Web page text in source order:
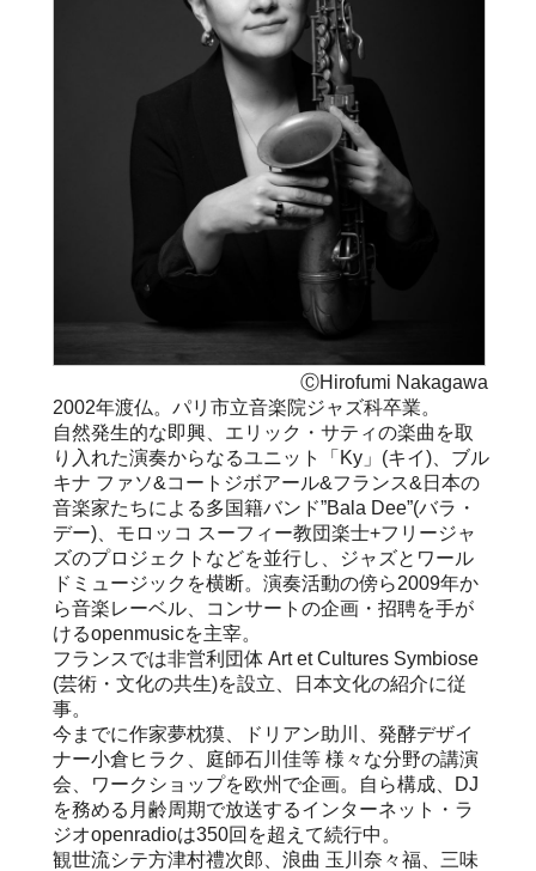
ⒸHirofumi Nakagawa
2002年渡仏。パリ市立音楽院ジャズ科卒業。
自然発生的な即興、エリック・サティの楽曲を取
り入れた演奏からなるユニット「Ky」(キイ)、ブル
キナ ファソ&コートジボアール&フランス&日本の
音楽家たちによる多国籍バンド”Bala Dee”(バラ・
デー)、モロッコ スーフィー教団楽士+フリージャ
ズのプロジェクトなどを並行し、ジャズとワール
ドミュージックを横断。演奏活動の傍ら2009年か
ら音楽レーベル、コンサートの企画・招聘を手が
けるopenmusicを主宰。
フランスでは非営利団体 Art et Cultures Symbiose
(芸術・文化の共生)を設立、日本文化の紹介に従
事。
今までに作家夢枕獏、ドリアン助川、発酵デザイ
ナー小倉ヒラク、庭師石川佳等 様々な分野の講演
会、ワークショップを欧州で企画。自ら構成、DJ
を務める月齢周期で放送するインターネット・ラ
ジオopenradioは350回を超えて続行中。
観世流シテ方津村禮次郎、浪曲 玉川奈々福、三味